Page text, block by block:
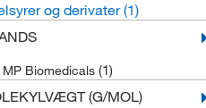
og derivater(1)
MP Biomedicals (1)
(G/MOL)